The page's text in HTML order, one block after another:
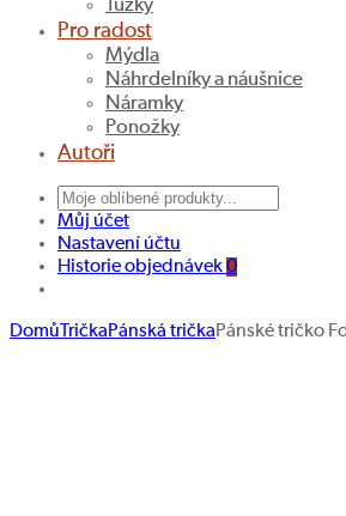
Tužky
Pro radost
Mýdla
Náhrdelníky a náušnice
Náramky
Ponožky
Autoři
Můj účet
Nastavení účtu
Historie objednávek0
Domů TričkaPánská tričkaPánské tričko